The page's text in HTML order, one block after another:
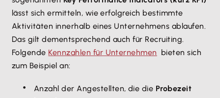
lässt sich ermitteln, wie erfolgreich bestimmte
Aktivitäten innerhalb eines Unternehmens ablaufen.
Das gilt dementsprechend auch für Recruiting.
Folgende Kennzahlen für Unternehmen bieten sich
zum Beispiel an:
Anzahl der Angestellten, die die Probezeit